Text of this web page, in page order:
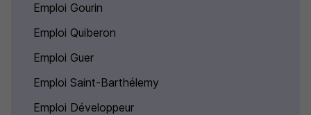
Emploi Gourin
Emploi Quiberon
Emploi Guer
Emploi Saint-Barthélemy
Emploi Développeur